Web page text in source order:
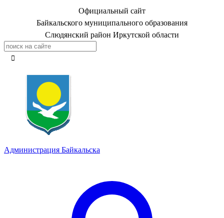
Официальный сайт
Байкальского муниципального образования
Слюдянский район Иркутской области
Администрация Байкальска